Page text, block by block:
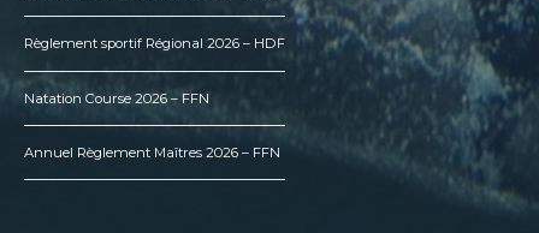
Règlement sportif Régional 2026 – HDF
Natation Course 2026 – FFN
Annuel Règlement Maîtres 2026 – FFN